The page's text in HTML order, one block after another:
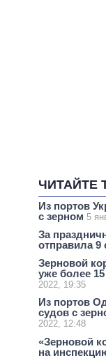
ЧИТАЙТЕ
Из портов
с зерном 5
За
отправила 9
Зерновой
уже более
2022, 19:35
Из портов
судов с
2022, 12:48
«Зерновой
на